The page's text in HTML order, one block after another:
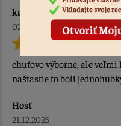
kariana K.
02.01.2026
chuťovo výborne, ale veľmi
našťastie to boli
Hosť
21.12.2025